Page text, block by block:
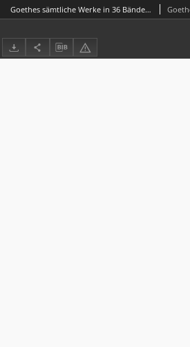
Goethes sämtliche Werke in 36 Bänden. Bd. 21, Aus meinem Leben : Dichtung und Wahrheit. T. 3-4